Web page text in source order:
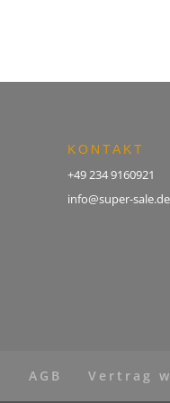
KONTAKT
+49 234 9160921
info@super-sale.de
AGB Vertrag